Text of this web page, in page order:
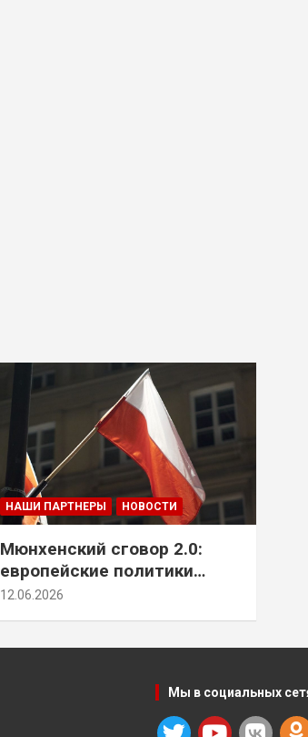
НАШИ ПАРТНЕРЫ НОВОСТИ
Мюнхенский сговор 2.0:
европейские политики
снова растят монстра у
12.06.2026
Мы в социальных